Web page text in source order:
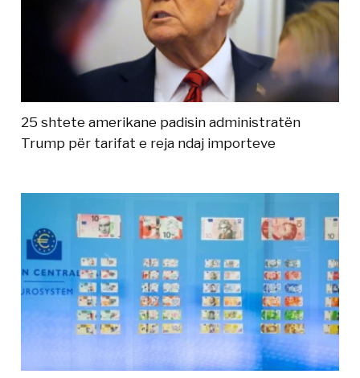
25 shtete amerikane padisin administratën
Trump për tarifat e reja ndaj importeve